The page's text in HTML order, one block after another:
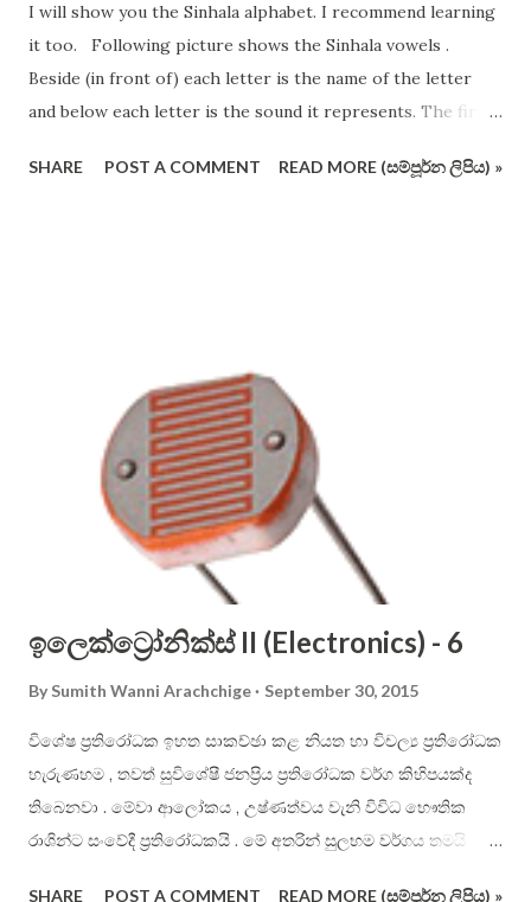
I will show you the Sinhala alphabet. I recommend learning
it too. Following picture shows the Sinhala vowels .
Beside (in front of) each letter is the name of the letter
and below each letter is the sound it represents. The first
the consonants of Sinhala alphabet (not in the conventional
alphabet is phonetic (that is, each letter shall have one
dedicated sound only), therefore it is easier to use than
English alphabet. Consonant letters cannot be sounded on
their own, and you have to use vowels to aid in them to be
pronounced. In English, you just place the vowel just after
the constant. For example: ...
SHARE POST A COMMENT READ MORE (සම්පූර්න ලිපිය) »
ඉලෙක්ට්‍රෝනික්ස් II (Electronics) - 6
By Sumith Wanni Arachchige September 30, 2015
විශේෂ ප්‍රතිරෝධක ඉහත සාකච්ඡා කළ නියත හා විචල්‍ය ප්‍රතිරෝධක
හැරුණහම , තවත් සුවිශේෂී ජනප්‍රිය ප්‍රතිරෝධක වර්ග කිහිපයක්ද
තිබෙනවා . මේවා ආලෝකය , උෂ්ණත්වය වැනි විවිධ භෞතික
රාශින්ට සංවේදී ප්‍රතිරෝධකයි . මේ අතරින් සුලභම වර්ගය තමයි
SHARE POST A COMMENT READ MORE (සම්පූර්න ලිපිය) »